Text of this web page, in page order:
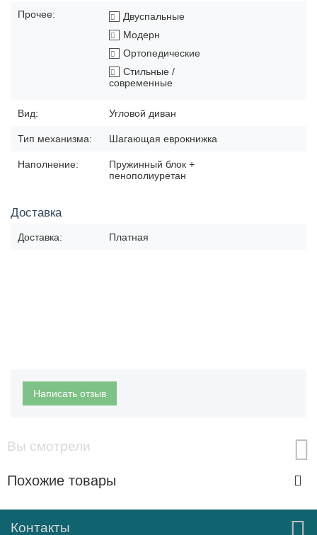
Прочее:
Двуспальные
Модерн
Ортопедические
Стильные /
современные
Вид: Угловой диван
Тип механизма: Шагающая еврокнижка
Наполнение:
Пружинный блок +
пенополиуретан
Доставка
Доставка: Платная
Написать отзыв
Вы смотрели
Похожие товары
Контакты